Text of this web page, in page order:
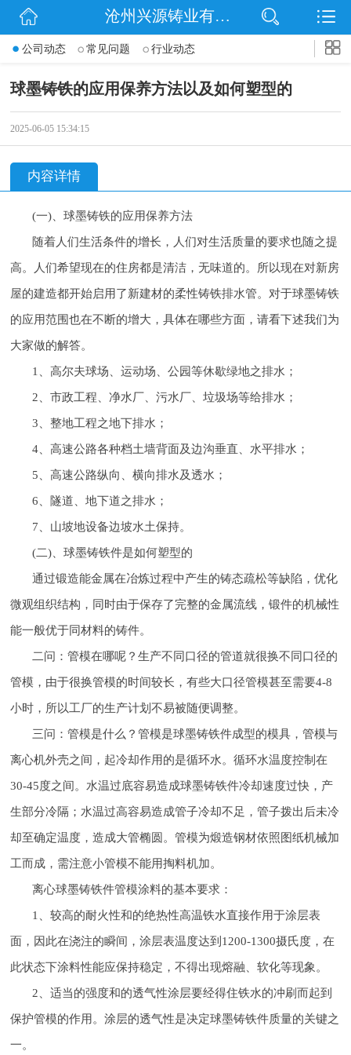
网站首页
信息动态
沧州兴源铸业有限公司
公司动态 常见问题 行业动态
球墨铸铁的应用保养方法以及如何塑型的
2025-06-05 15:34:15
内容详情
(一)、球墨铸铁的应用保养方法
随着人们生活条件的增长，人们对生活质量的要求也随之提
高。人们希望现在的住房都是清洁，无味道的。所以现在对新房
屋的建造都开始启用了新建材的柔性铸铁排水管。对于球墨铸铁
的应用范围也在不断的增大，具体在哪些方面，请看下述我们为
大家做的解答。
1、高尔夫球场、运动场、公园等休歇绿地之排水；
2、市政工程、净水厂、污水厂、垃圾场等给排水；
3、整地工程之地下排水；
4、高速公路各种档土墙背面及边沟垂直、水平排水；
5、高速公路纵向、横向排水及透水；
6、隧道、地下道之排水；
7、山坡地设备边坡水土保持。
(二)、球墨铸铁件是如何塑型的
通过锻造能金属在冶炼过程中产生的铸态疏松等缺陷，优化
微观组织结构，同时由于保存了完整的金属流线，锻件的机械性
能一般优于同材料的铸件。
二问：管模在哪呢？生产不同口径的管道就很换不同口径的
管模，由于很换管模的时间较长，有些大口径管模甚至需要4-8
小时，所以工厂的生产计划不易被随便调整。
三问：管模是什么？管模是球墨铸铁件成型的模具，管模与
离心机外壳之间，起冷却作用的是循环水。循环水温度控制在
30-45度之间。水温过底容易造成球墨铸铁件冷却速度过快，产
生部分冷隔；水温过高容易造成管子冷却不足，管子拨出后未冷
却至确定温度，造成大管椭圆。管模为煅造钢材依照图纸机械加
工而成，需注意小管模不能用掏料机加。
离心球墨铸铁件管模涂料的基本要求：
1、较高的耐火性和的绝热性高温铁水直接作用于涂层表
面，因此在浇注的瞬间，涂层表温度达到1200-1300摄氏度，在
此状态下涂料性能应保持稳定，不得出现熔融、软化等现象。
2、适当的强度和的透气性涂层要经得住铁水的冲刷而起到
保护管模的作用。涂层的透气性是决定球墨铸铁件质量的关键之
一。